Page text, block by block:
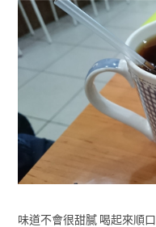
味道不會很甜膩 喝起來順口